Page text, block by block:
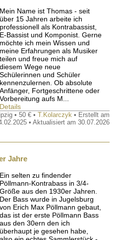
Mein Name ist Thomas - seit
über 15 Jahren arbeite ich
professionell als Kontrabassist,
E-Bassist und Komponist. Gerne
möchte ich mein Wissen und
meine Erfahrungen als Musiker
teilen und freue mich auf
diesem Wege neue
Schülerinnen und Schüler
kennenzulernen. Ob absolute
Anfänger, Fortgeschrittene oder
Vorbereitung aufs M...
Details
• 50 € • T.Kolarczyk • Erstellt am
• Aktualisiert am 30.07.2026
Jahre
Ein selten zu findender
Pöllmann-Kontrabass in 3/4-
Größe aus den 1930er Jahren.
Der Bass wurde in Jugelsburg
von Erich Max Pöllmann gebaut,
das ist der erste Pöllmann Bass
aus den 30ern den ich
überhaupt je gesehen habe,